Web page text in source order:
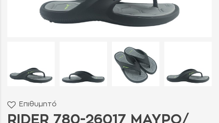
Επιθυμητό
RIDER 780-26017 ΜΑΥΡΟ/